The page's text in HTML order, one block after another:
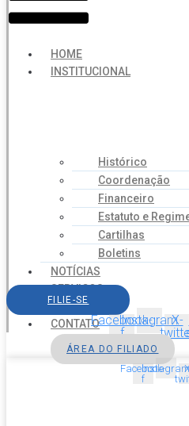
HOME
INSTITUCIONAL
Histórico
Coordenação
Financeiro
Estatuto e
Cartilhas
Boletins
NOTÍCIAS
SERVIÇOS
AGENDA
CONTATO
FILIE-SE
Facebook-
f
InstagramX-
ÁREA DO FILIADO
Facebook-
f
Instagram